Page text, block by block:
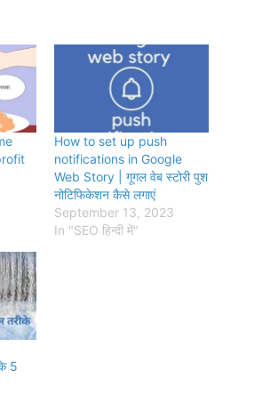
How to set up push
notifications in Google
Web Story | गूगल वेब स्टोरी पुश
नोटिफिकेशन कैसे लगाएं
September 13, 2023
In "SEO हिन्दी में"
5